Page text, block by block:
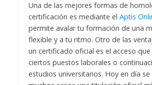
Una de las mejores formas de
certificación es mediante el Aptis
permite avalar tu formación de una
flexible y a tu ritmo. Otro de las
un certificado oficial es el acceso
ciertos puestos laborales o
estudios universitarios. Hoy en día se